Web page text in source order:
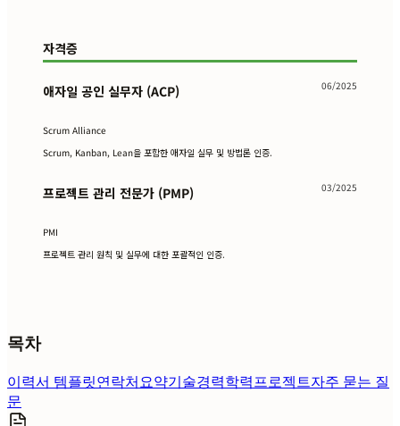
자격증
애자일 공인 실무자 (ACP) 06/2025
Scrum Alliance
Scrum, Kanban, Lean을 포함한 애자일 실무 및 방법론 인증.
프로젝트 관리 전문가 (PMP) 03/2025
PMI
프로젝트 관리 원칙 및 실무에 대한 포괄적인 인증.
목차
이력서 템플릿연락처요약기술경력학력프로젝트자주 묻는 질
문